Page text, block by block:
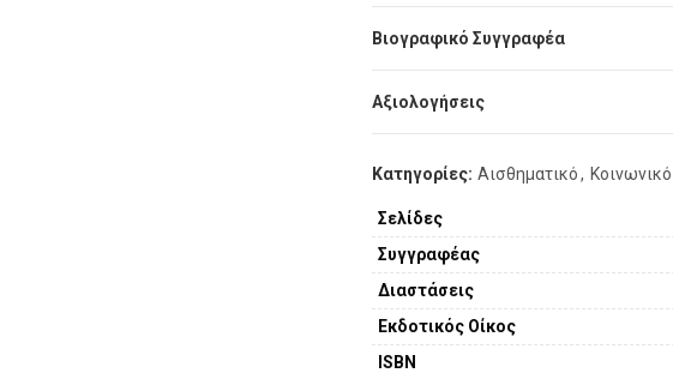
Βιογραφικό Συγγραφέα
Αξιολογήσεις
Κατηγορίες: Αισθηματικό, Κοινωνικό
Σελίδες
Συγγραφέας
Διαστάσεις
Εκδοτικός Οίκος
ISBN